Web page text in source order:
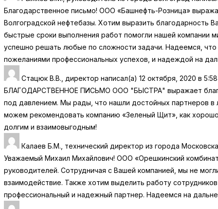
Благодарственное письмо! ООО «Башнефть-Розница»
Волгоградской нефтебазы. Хотим выразить благодарность
быстрые сроки выполнения работ помогли нашей компании
успешно решать любые по сложности задачи. Надеемся,
пожеланиями профессиональных успехов, и надеждой на
Стацюк В.В., директор написал(а) 12 октября, 2020 в
БЛАГОДАРСТВЕННОЕ ПИСЬМО ООО "БЫСТРА" выражает
под давлением. Мы рады, что нашли достойных партнеров
можем рекомендовать компанию «Зеленый Щит», как
долгим и взаимовыгодным!
Калаев Б.М., технический директор из города
Уважаемый Михаил Михайлович! ООО «Орешкинский
руководителей. Сотрудничая с Вашей компанией, мы не
взаимодействие. Также хотим выделить работу
профессиональный и надежный партнер. Надеемся на